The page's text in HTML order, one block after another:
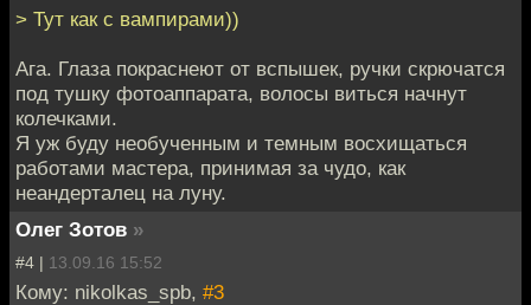
> Тут как с вампирами))
Ага. Глаза покраснеют от вспышек, ручки скрючатся
под тушку фотоаппарата, волосы виться начнут
колечками.
Я уж буду необученным и темным восхищаться
работами мастера, принимая за чудо, как
неандерталец на луну.
Олег Зотов »
#4 | 13.09.16 15:52
Кому: nikolkas_spb, #3